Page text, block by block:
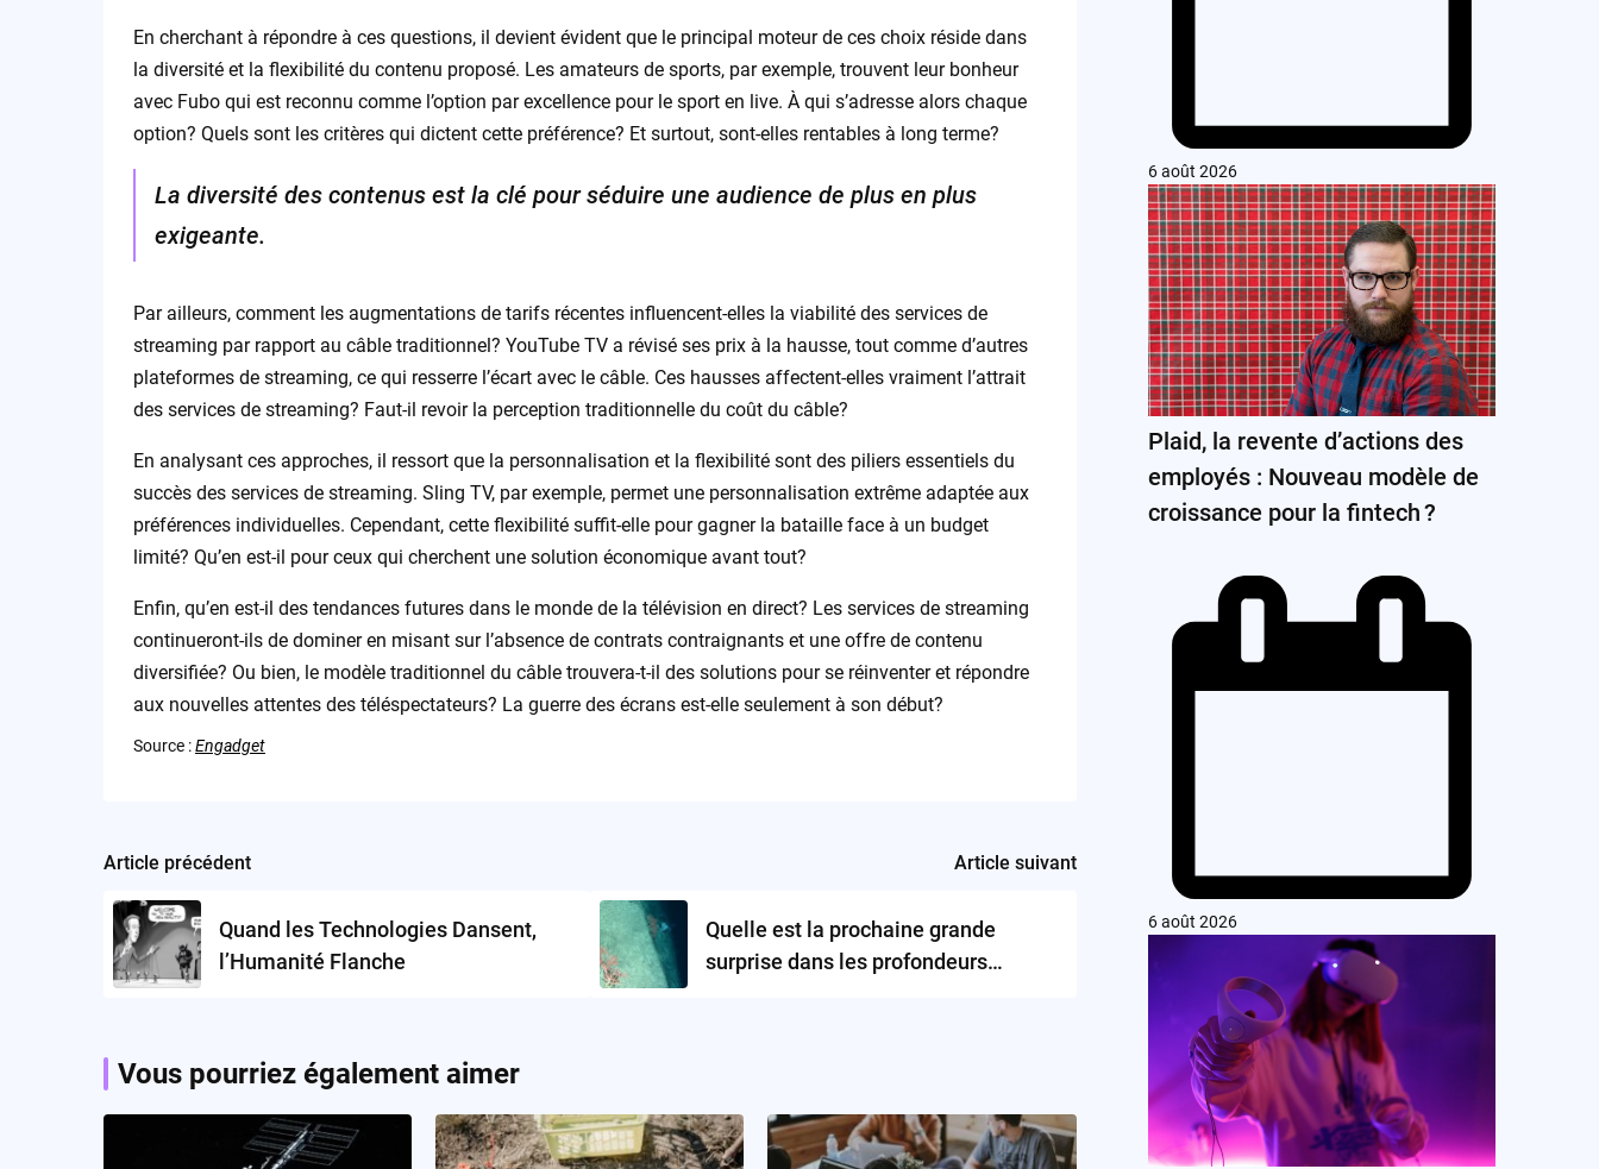
En cherchant à répondre à ces questions, il devient évident que le principal moteur de ces choix réside dans
la diversité et la flexibilité du contenu proposé. Les amateurs de sports, par exemple, trouvent leur bonheur
avec Fubo qui est reconnu comme l’option par excellence pour le sport en live. À qui s’adresse alors chaque
option? Quels sont les critères qui dictent cette préférence? Et surtout, sont-elles rentables à long terme?
La diversité des contenus est la clé pour séduire une audience de plus en plus
exigeante.
Par ailleurs, comment les augmentations de tarifs récentes influencent-elles la viabilité des services de
streaming par rapport au câble traditionnel? YouTube TV a révisé ses prix à la hausse, tout comme d’autres
plateformes de streaming, ce qui resserre l’écart avec le câble. Ces hausses affectent-elles vraiment l’attrait
des services de streaming? Faut-il revoir la perception traditionnelle du coût du câble?
En analysant ces approches, il ressort que la personnalisation et la flexibilité sont des piliers essentiels du
succès des services de streaming. Sling TV, par exemple, permet une personnalisation extrême adaptée aux
préférences individuelles. Cependant, cette flexibilité suffit-elle pour gagner la bataille face à un budget
limité? Qu’en est-il pour ceux qui cherchent une solution économique avant tout?
Enfin, qu’en est-il des tendances futures dans le monde de la télévision en direct? Les services de streaming
continueront-ils de dominer en misant sur l’absence de contrats contraignants et une offre de contenu
diversifiée? Ou bien, le modèle traditionnel du câble trouvera-t-il des solutions pour se réinventer et répondre
aux nouvelles attentes des téléspectateurs? La guerre des écrans est-elle seulement à son début?
Source :Engadget
Post
navigation
Article précédent
Quand les Technologies Dansent,
l’Humanité Flanche
Article suivant
Quelle est la prochaine grande
surprise dans les profondeurs
Vous pourriez également aimer
6 août 2026
Plaid, la revente d’actions des
employés : Nouveau modèle de
croissance pour la fintech ?
6 août 2026